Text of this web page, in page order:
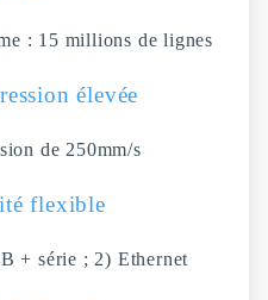
: 15 millions de lignes
élevée
de 250mm/s
flexible
+ série ; 2) Ethernet